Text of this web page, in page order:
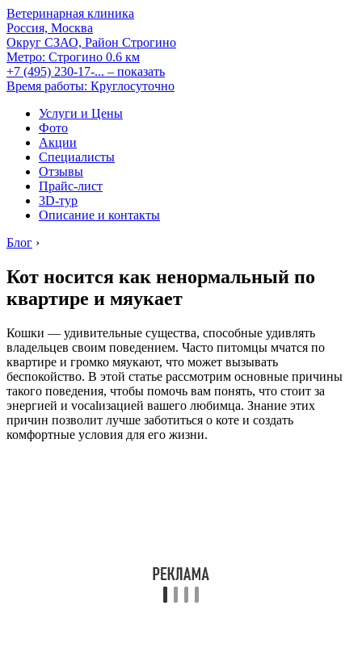
Ветеринарная клиника
Россия, Москва
Округ СЗАО, Район Строгино
Метро: Строгино 0.6 км
+7 (495) 230-17-... – показать
Время работы: Круглосуточно
Услуги и Цены
Фото
Акции
Специалисты
Отзывы
Прайс-лист
3D-тур
Описание и контакты
Блог ›
Кот носится как ненормальный по
квартире и мяукает
Кошки — удивительные существа, способные удивлять
владельцев своим поведением. Часто питомцы мчатся по
квартире и громко мяукают, что может вызывать
беспокойство. В этой статье рассмотрим основные причины
такого поведения, чтобы помочь вам понять, что стоит за
энергией и vocalизацией вашего любимца. Знание этих
причин позволит лучше заботиться о коте и создать
комфортные условия для его жизни.